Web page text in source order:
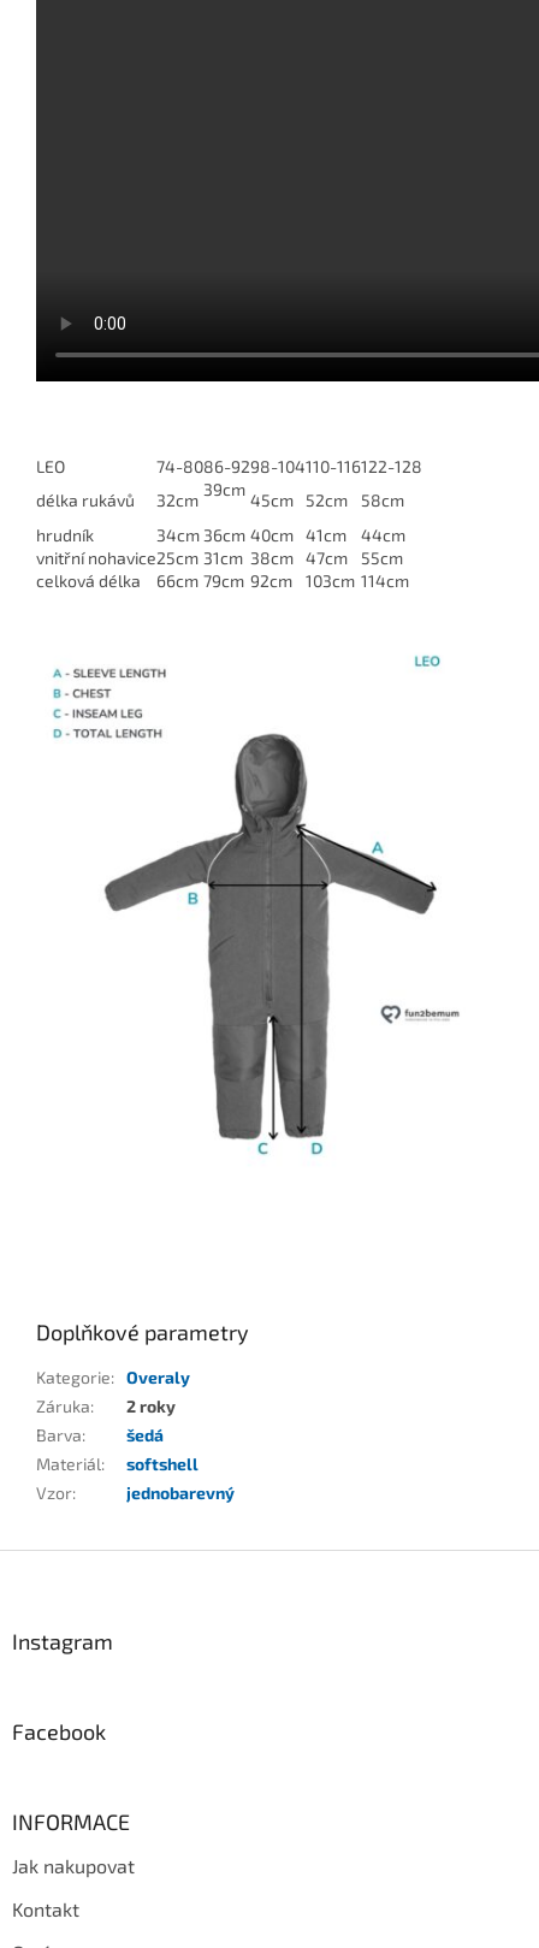
LEO 74-8086-9298-104110-116122-128
délka rukávů
32cm
39cm
45cm 52cm
58cm
hrudník
34cm 36cm 40cm 41cm
44cm
vnitřní nohavice25cm 31cm 38cm 47cm
55cm
celková délka
66cm 79cm 92cm 103cm 114cm
Doplňkové parametry
Kategorie: Overaly
Záruka:
2 roky
Barva:
šedá
Materiál:
softshell
Vzor: jednobarevný
Instagram
Facebook
INFORMACE
Jak nakupovat
Kontakt